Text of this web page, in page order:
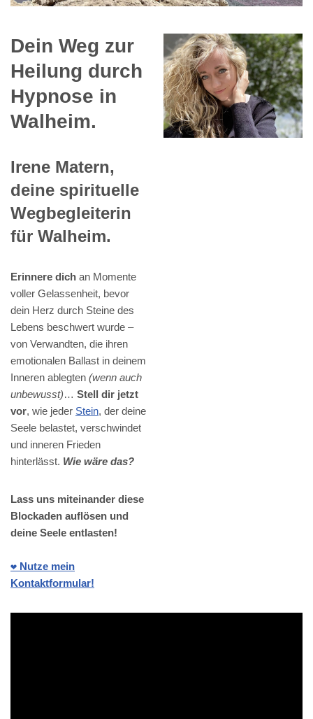
Dein Weg zur
Heilung durch
Hypnose in
Walheim.
Irene Matern,
deine spirituelle
Wegbegleiterin
für Walheim.
Erinnere dich an Momente
voller Gelassenheit, bevor
dein Herz durch Steine des
Lebens beschwert wurde –
von Verwandten, die ihren
emotionalen Ballast in deinem
Inneren ablegten (wenn auch
unbewusst)… Stell dir jetzt
vor, wie jeder Stein, der deine
Seele belastet, verschwindet
und inneren Frieden
hinterlässt. Wie wäre das?
Lass uns miteinander diese
Blockaden auflösen und
deine Seele entlasten!
❤️ Nutze mein
Kontaktformular!